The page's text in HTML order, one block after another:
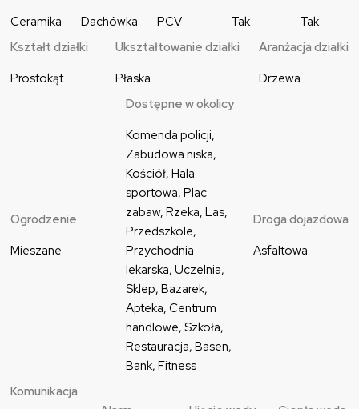
Ceramika
Dachówka
PCV
Tak
Tak
Kształt działki
Prostokąt
Ukształtowanie działki
Płaska
Aranżacja działki
Drzewa
Ogrodzenie
Mieszane
Dostępne w okolicy
Komenda policji,
Zabudowa niska,
Kościół, Hala
sportowa, Plac
zabaw, Rzeka, Las,
Przedszkole,
Przychodnia
lekarska, Uczelnia,
Sklep, Bazarek,
Apteka, Centrum
handlowe, Szkoła,
Restauracja, Basen,
Bank, Fitness
Droga dojazdowa
Asfaltowa
Komunikacja